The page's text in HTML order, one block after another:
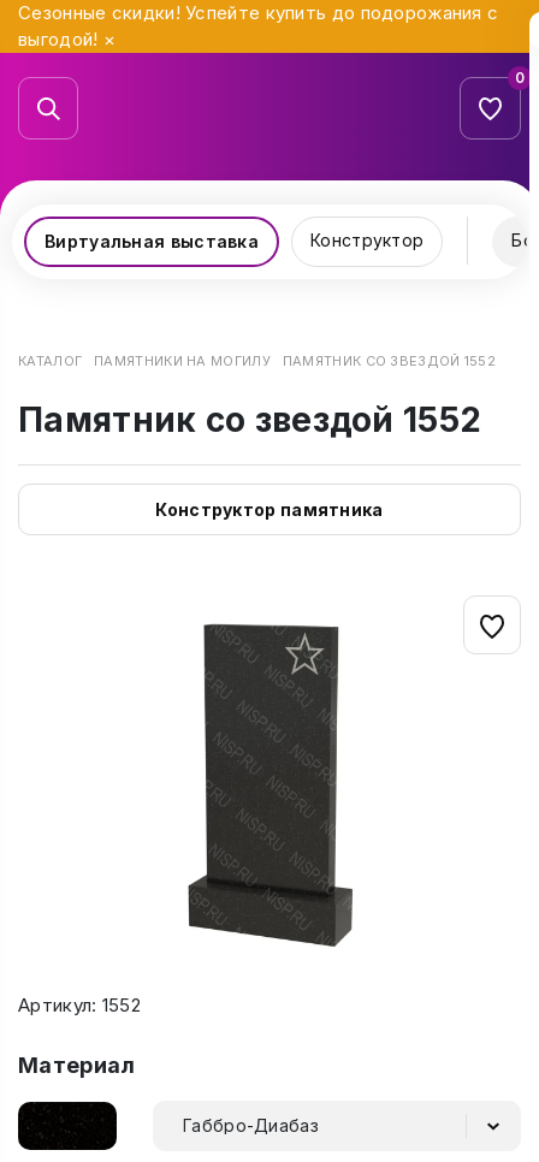
Сезонные скидки! Успейте купить до подорожания с
выгодой! ×
0
Виртуальная выставка Конструктор
КАТАЛОГ ПАМЯТНИКИ НА МОГИЛУ ПАМЯТНИК СО ЗВЕЗДОЙ 1552
Памятник со звездой 1552
Конструктор памятника
Артикул: 1552
Материал
Габбро-Диабаз